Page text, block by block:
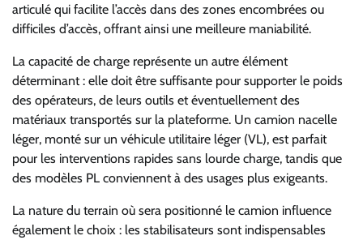
articulé qui facilite l’accès dans des zones encombrées ou
difficiles d’accès, offrant ainsi une meilleure maniabilité.
La capacité de charge représente un autre élément
déterminant : elle doit être suffisante pour supporter le poids
des opérateurs, de leurs outils et éventuellement des
matériaux transportés sur la plateforme. Un camion nacelle
léger, monté sur un véhicule utilitaire léger (VL), est parfait
pour les interventions rapides sans lourde charge, tandis que
des modèles PL conviennent à des usages plus exigeants.
La nature du terrain où sera positionné le camion influence
également le choix : les stabilisateurs sont indispensables